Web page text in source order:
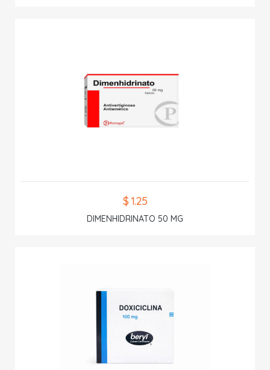
$ 1.25
DIMENHIDRINATO 50 MG